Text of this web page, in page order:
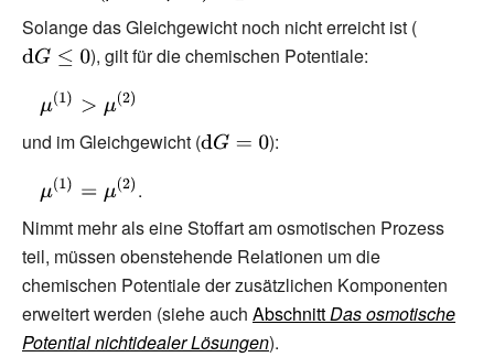
{d} n_{L}=-
\mu
^{(1)}\mathrm
\mu
^{(2)})\mathrm
Solange das Gleichgewicht noch nicht erreicht ist (
), gilt für die chemischen Potentiale:
{\displaystyle
\mu
^{(2)}}
und im Gleichgewicht ({\displaystyle
):
{\displaystyle
^{(1)}=\mu
^{(2)}}
.
Nimmt mehr als eine Stoffart am osmotischen Prozess
teil, müssen obenstehende Relationen um die
chemischen Potentiale der zusätzlichen Komponenten
erweitert werden (siehe auch AbschnittDas osmotische
Potential nichtidealer Lösungen).